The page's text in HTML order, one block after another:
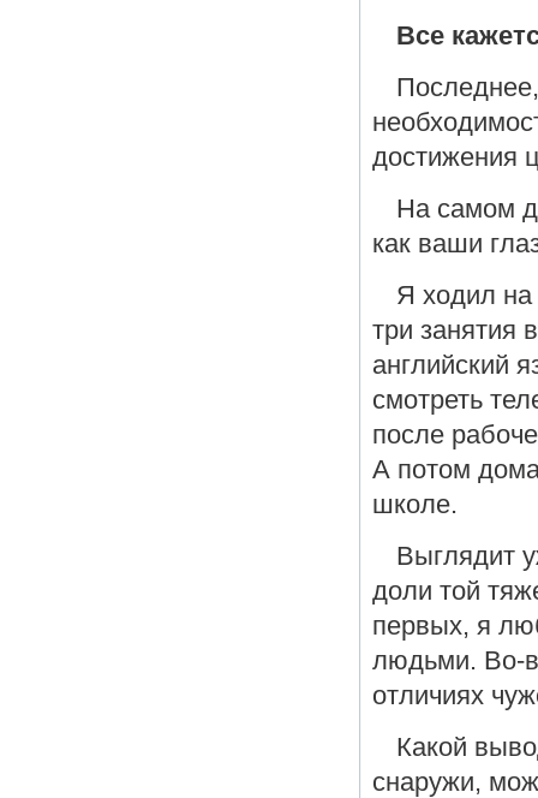
Все
достижения
На самом
как ваши
Я ходил на
три занятия
английский
смотреть
после
А потом
школе.
Выглядит
доли той
первых, я
людьми. Во-
отличиях
Какой
снаружи,